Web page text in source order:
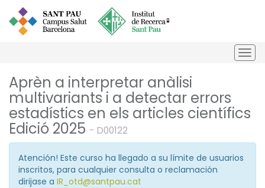
Aprèn a interpretar anàlisi
multivariants i a detectar errors
estadístics en els articles científics
Edició 2025 - D00122
Atención! Este curso ha llegado a su límite de usuarios
inscritos, para cualquier consulta o reclamación
dirijase a IR_otd@santpau.cat